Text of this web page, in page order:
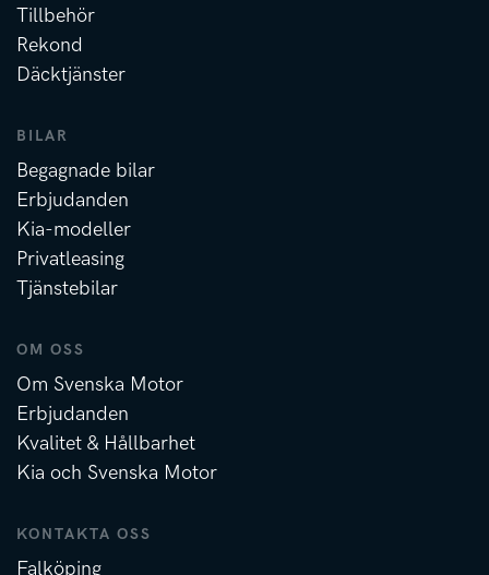
Tillbehör
Rekond
Däcktjänster
BILAR
Begagnade bilar
Erbjudanden
Kia-modeller
Privatleasing
Tjänstebilar
OM OSS
Om Svenska Motor
Erbjudanden
Kvalitet & Hållbarhet
Kia och Svenska Motor
KONTAKTA OSS
Falköping